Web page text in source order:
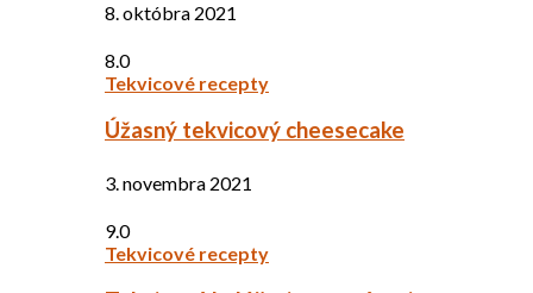
8. októbra 2021
8.0
Tekvicové recepty
Úžasný tekvicový cheesecake
3. novembra 2021
9.0
Tekvicové recepty